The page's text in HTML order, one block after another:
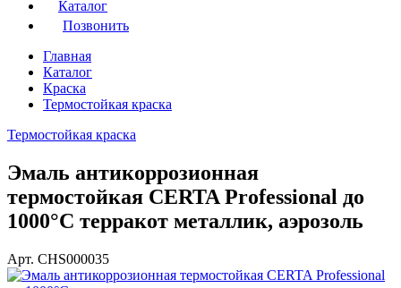
Каталог
Позвонить
Главная
Каталог
Краска
Термостойкая краска
Термостойкая краска
Эмаль антикоррозионная
термостойкая CERTA Professional до
1000°С терракот металлик, аэрозоль
Арт. CHS000035